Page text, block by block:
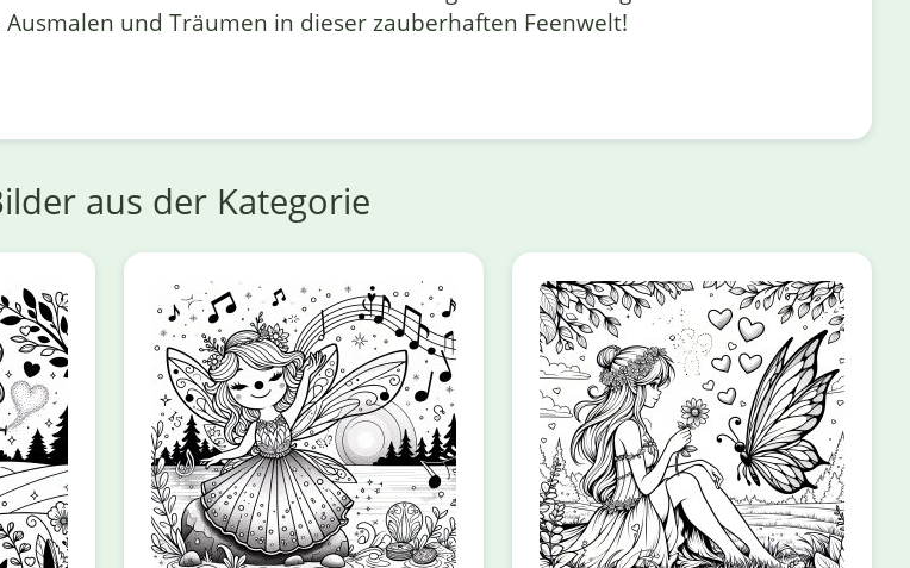
und Träumen in dieser zauberhaften Feenwelt!
aus der Kategorie